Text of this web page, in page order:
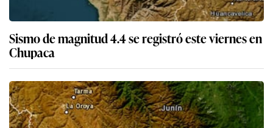
Sismo de magnitud 4.4 se registró este viernes en
Chupaca